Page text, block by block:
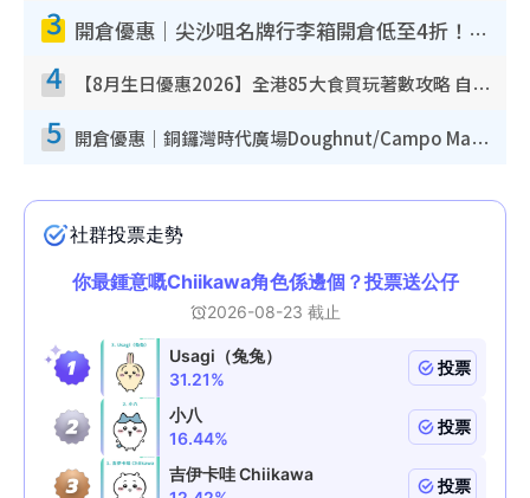
3 開倉優惠｜尖沙咀名牌行李箱開倉低至4折！一連5日 American Tourister/ace./Hallmark $200起！
4 【8月生日優惠2026】全港85大食買玩著數攻略 自助餐/火鍋放題同行免費＋誠品/DONKI送現金券
5 開倉優惠｜銅鑼灣時代廣場Doughnut/Campo Marzio開倉低至1折！背囊、書包、手袋劈價$200起